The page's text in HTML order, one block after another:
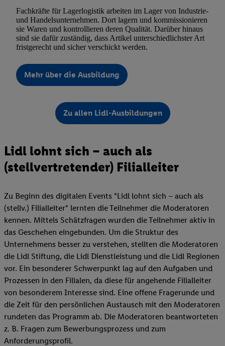
Fachkräfte für Lagerlogistik arbeiten im Lager von Industrie-
und Handelsunternehmen. Dort lagern und kommissionieren
sie Waren und kontrollieren deren Qualität. Darüber hinaus
sind sie dafür zuständig, dass Artikel unterschiedlichster Art
fristgerecht und sicher verschickt werden.
Mehr über die Ausbildung
Zu allen Lidl-Ausbildungen
Lidl lohnt sich – auch als
(stellvertretender) Filialleiter
Zu Beginn des digitalen Events "Lidl lohnt sich – auch als
(stellv.) Filialleiter" lernten die Teilnehmer die Moderatoren
kennen. Mittels Schätzfragen wurden die Teilnehmer aktiv in
das Geschehen eingebunden. Um die Struktur des
Unternehmens besser zu verstehen, stellten die Moderatoren
die Lidl Stiftung, die Lidl Dienstleistung und die Lidl Regionen
vor. Ein besonderer Schwerpunkt lag auf den Aufgaben und
Prozessen in den Filialen, da diese für angehende Filialleiter
von besonderem Interesse sind. Eine offene Fragerunde und
die Zeit für den persönlichen Austausch mit den Moderatoren
rundeten das Programm ab. Die Moderatoren beantworteten
z. B. Fragen zum Bewerbungsprozess und zum
Anforderungsprofil.